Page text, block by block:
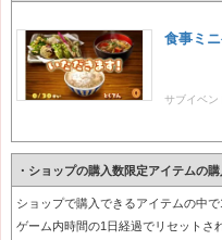
食事ミ
サブイベン
・ショップの購入数限定アイテムの
ショップで購入できるアイテムの中
ゲーム内時間の1日経過でリセットさ